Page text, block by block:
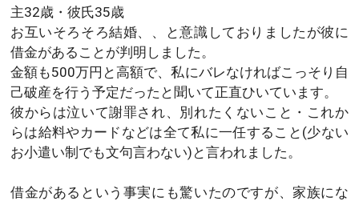
主32歳・彼氏35歳
お互いそろそろ結婚、、と意識しておりましたが彼に
借金があることが判明しました。
金額も500万円と高額で、私にバレなければこっそり自
己破産を行う予定だったと聞いて正直ひいています。
彼からは泣いて謝罪され、別れたくないこと・これか
らは給料やカードなどは全て私に一任すること(少ない
お小遣い制でも文句言わない)と言われました。
借金があるという事実にも驚いたのですが、家族にな